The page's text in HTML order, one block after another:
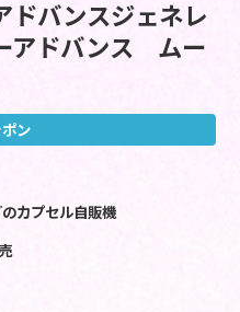
ドバンスジェネレ
アドバンス ムー
ン
カプセル自販機